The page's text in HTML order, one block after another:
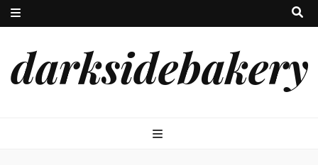
darksidebakery